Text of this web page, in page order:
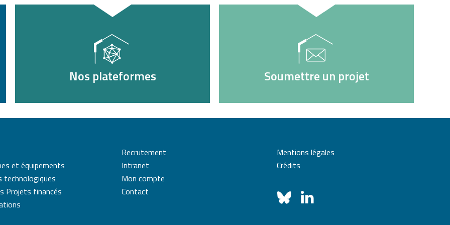
Nos plateformes Soumettre un projet
et équipements
technologiques
Projets financés
Recrutement
Intranet
Mon compte
Contact
Mentions légales
Crédits